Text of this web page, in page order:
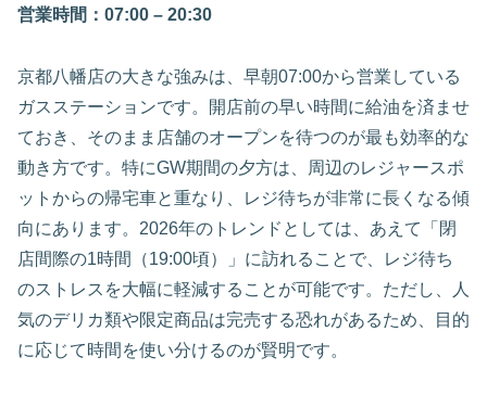
営業時間：07:00 – 20:30
京都八幡店の大きな強みは、早朝07:00から営業している
ガスステーションです。開店前の早い時間に給油を済ませ
ておき、そのまま店舗のオープンを待つのが最も効率的な
動き方です。特にGW期間の夕方は、周辺のレジャースポ
ットからの帰宅車と重なり、レジ待ちが非常に長くなる傾
向にあります。2026年のトレンドとしては、あえて「閉
店間際の1時間（19:00頃）」に訪れることで、レジ待ち
のストレスを大幅に軽減することが可能です。ただし、人
気のデリカ類や限定商品は完売する恐れがあるため、目的
に応じて時間を使い分けるのが賢明です。